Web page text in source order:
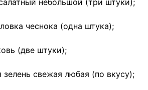
небольшой (три штуки);
чеснока (одна штука);
(две штуки);
свежая любая (по вкусу);